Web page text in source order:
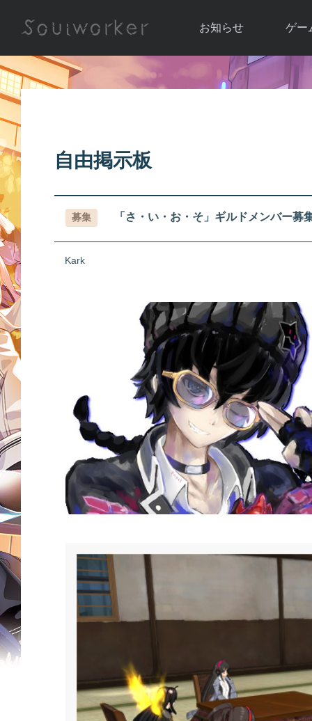
お知らせ
お知らせ一覧
ゲー
ソウ
アップ
自由掲示板
募集 「さ・い・お・そ」ギルドメンバー募
Kark